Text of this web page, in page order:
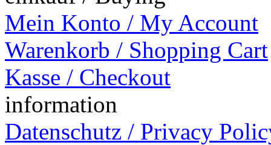
Mein Konto / My Account
Warenkorb / Shopping Cart
Kasse / Checkout
information
Datenschutz / Privacy